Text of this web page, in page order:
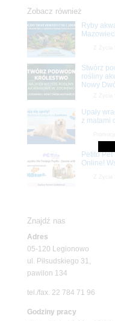
Zobacz również
Ryby
Stwórz
rośliny
Nowy
Upały
z matami
Petito
Online!
Znajdź nas
Adres
05-120 Legionowo
ul. Piłsudskiego 31,
pawilon 134
tel./fax. 22 784 71 96
Godziny pracy